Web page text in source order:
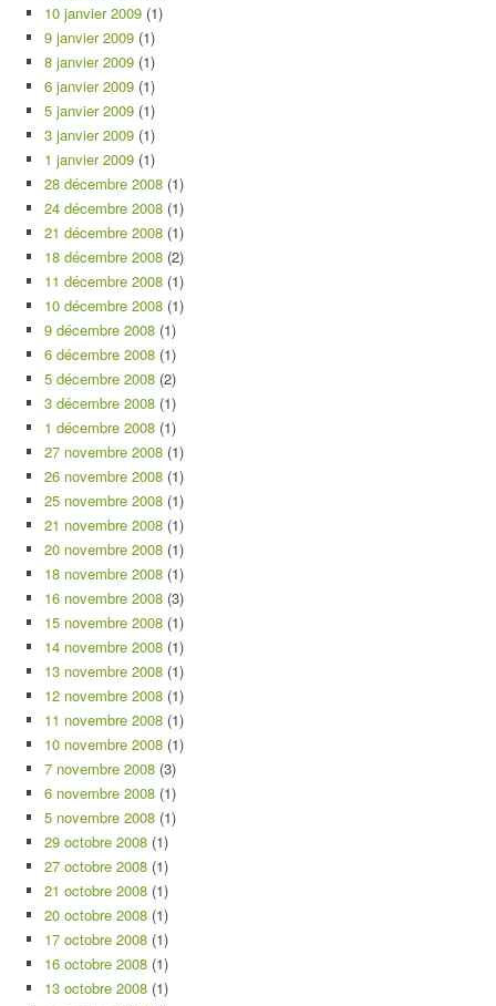
10 janvier 2009 (1)
9 janvier 2009 (1)
8 janvier 2009 (1)
6 janvier 2009 (1)
5 janvier 2009 (1)
3 janvier 2009 (1)
1 janvier 2009 (1)
28 décembre 2008 (1)
24 décembre 2008 (1)
21 décembre 2008 (1)
18 décembre 2008 (2)
11 décembre 2008 (1)
10 décembre 2008 (1)
9 décembre 2008 (1)
6 décembre 2008 (1)
5 décembre 2008 (2)
3 décembre 2008 (1)
1 décembre 2008 (1)
27 novembre 2008 (1)
26 novembre 2008 (1)
25 novembre 2008 (1)
21 novembre 2008 (1)
20 novembre 2008 (1)
18 novembre 2008 (1)
16 novembre 2008 (3)
15 novembre 2008 (1)
14 novembre 2008 (1)
13 novembre 2008 (1)
12 novembre 2008 (1)
11 novembre 2008 (1)
10 novembre 2008 (1)
7 novembre 2008 (3)
6 novembre 2008 (1)
5 novembre 2008 (1)
29 octobre 2008 (1)
27 octobre 2008 (1)
21 octobre 2008 (1)
20 octobre 2008 (1)
17 octobre 2008 (1)
16 octobre 2008 (1)
13 octobre 2008 (1)